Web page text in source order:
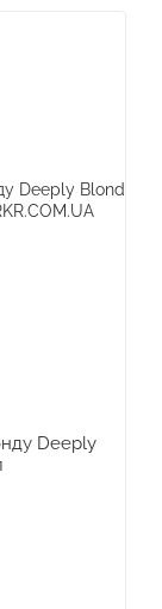
Deeply